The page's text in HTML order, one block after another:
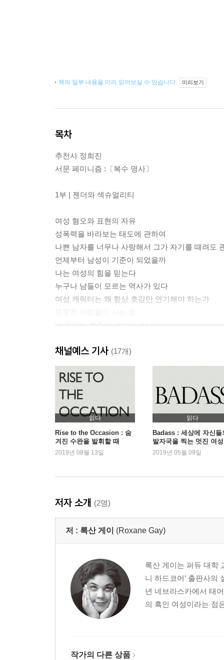
책의 일부 내용을 미리 읽어보실 수 있습니다. 미리보기
목차
추천사 정희진
서문 페미니즘 :〔복수 명사〕
1부 | 젠더와 섹슈얼리티
여성 혐오와 표현의 자유
성폭력을 바라보는 태도에 관하여
나쁜 남자를 너무나 사랑해서 그가 자기를 때려도
언제부터 남성이 기준이 되었을까
나는 여성의 힘을 믿는다
누구나 남들이 모르는 역사가 있다
여성 캐릭터는 왜 항상 호감만 연기해야 하는가
그 무엇도 청춘의 모습이 아니다
어디에나 망가진 남자들이 있다
세 개의 커밍아웃 이야기
해서는 안 되는 농담에 관하여
50가지 그림자와 동화 속의 왕자님
2부 | 너무도 정치적인 젠더와 인종
여성의 신체 : 양도하지 않을 권리
체면의 정치
미국인 테러리스트와 흑인 청년 : 두 프로필 이야기
노르웨이 오슬로 테러 사건과 에이미 하우스의 죽
나의 이야기, 특권에 관하여
3부 | 엔터테인트먼트 : 인종과 젠더
그것은 공상 과학 영화다 : [헬프]
타일러 페리의 도덕극에 대하여
채널예스 기사 (17개)
읽다
Rise to the Occasion : 숨
겨진 수완을 발휘할 때
2019년 08월 13일
읽다
Badass : 세상에 자신들
발자국을 찍는 멋진 여
2019년 05월 09일
저자 소개 (2명)
저 : 록산 게이 (Roxane Gay)
록산 게이는 퍼듀 대학
니 하드코어’ 출판사의
년 네브라스카에서 태
의 흑인 여성이라는 점
작가의 다른 상품